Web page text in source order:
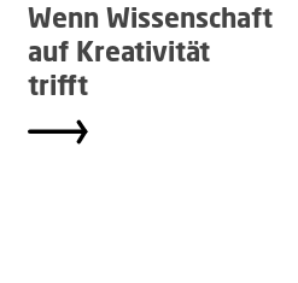
Wenn Wissenschaft
auf Kreativität
trifft